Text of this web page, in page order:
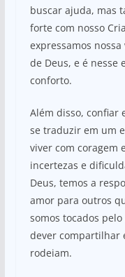
buscar ajuda, mas
forte com nosso
expressamos
de Deus, e é nesse
conforto.
Além disso, confiar
se traduzir em um
viver com coragem e
incertezas e
Deus, temos a
amor para outros
somos tocados
dever compartilhar
rodeiam.